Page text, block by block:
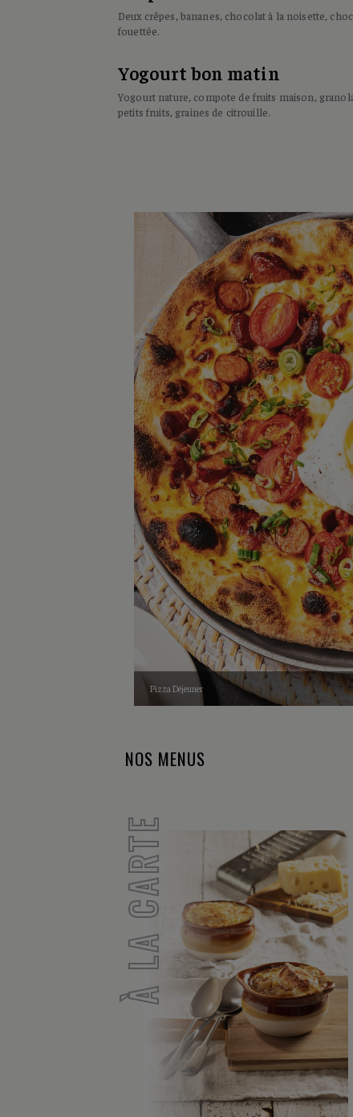
Deux crêpes, bananes, chocolat à la noisette,
fouettée.
Yogourt bon matin
Yogourt nature, compote de fruits maison,
petits fruits, graines de citrouille.
Pizza Déjeuner
NOS MENUS
À LA CARTE